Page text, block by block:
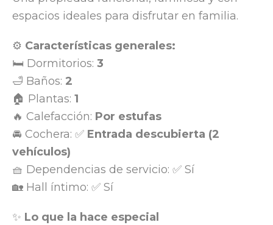
espacios ideales para disfrutar en familia.
⚙️ Características generales:
🛏️ Dormitorios: 3
🛁 Baños: 2
🏠 Plantas: 1
🔥 Calefacción: Por estufas
🚘 Cochera: ✅ Entrada descubierta (2
vehículos)
🧺 Dependencias de servicio: ✅ Sí
🏡 Hall íntimo: ✅ Sí
✨ Lo que la hace especial